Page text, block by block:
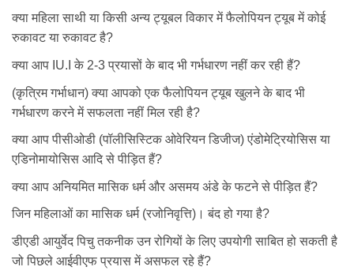
क्या महिला साथी या किसी अन्य ट्यूबल विकार में फैलोपियन ट्यूब में कोई
रुकावट या रुकावट है?
क्या आप IU.I के 2-3 प्रयासों के बाद भी गर्भधारण नहीं कर रही हैं?
(कृत्रिम गर्भाधान) क्या आपको एक फैलोपियन ट्यूब खुलने के बाद भी
गर्भधारण करने में सफलता नहीं मिल रही है?
क्या आप पीसीओडी (पॉलीसिस्टिक ओवेरियन डिजीज) एंडोमेट्रियोसिस या
एडिनोमायोसिस आदि से पीड़ित हैं?
क्या आप अनियमित मासिक धर्म और असमय अंडे के फटने से पीड़ित हैं?
जिन महिलाओं का मासिक धर्म (रजोनिवृत्ति)। बंद हो गया है?
डीएडी आयुर्वेद पिचु तकनीक उन रोगियों के लिए उपयोगी साबित हो सकती है
जो पिछले आईवीएफ प्रयास में असफल रहे हैं?